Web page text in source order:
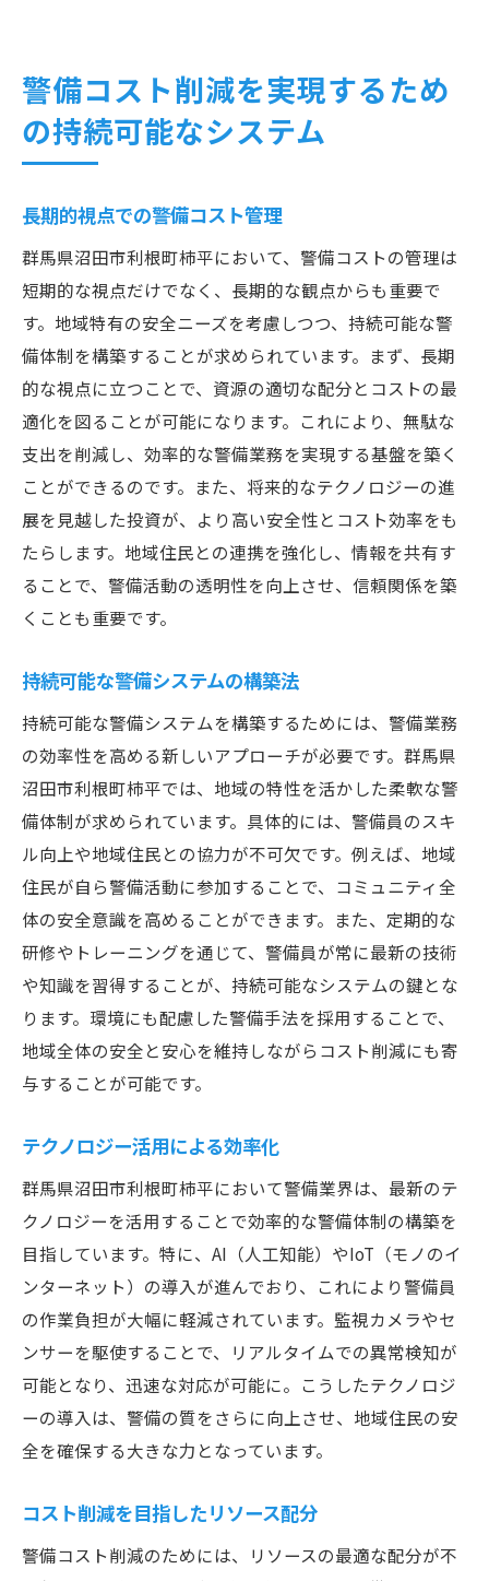
警備コスト削減を実現するため
の持続可能なシステム
長期的視点での警備コスト管理
群馬県沼田市利根町柿平において、警備コストの管理は
短期的な視点だけでなく、長期的な観点からも重要で
す。地域特有の安全ニーズを考慮しつつ、持続可能な警
備体制を構築することが求められています。まず、長期
的な視点に立つことで、資源の適切な配分とコストの最
適化を図ることが可能になります。これにより、無駄な
支出を削減し、効率的な警備業務を実現する基盤を築く
ことができるのです。また、将来的なテクノロジーの進
展を見越した投資が、より高い安全性とコスト効率をも
たらします。地域住民との連携を強化し、情報を共有す
ることで、警備活動の透明性を向上させ、信頼関係を築
くことも重要です。
持続可能な警備システムの構築法
持続可能な警備システムを構築するためには、警備業務
の効率性を高める新しいアプローチが必要です。群馬県
沼田市利根町柿平では、地域の特性を活かした柔軟な警
備体制が求められています。具体的には、警備員のスキ
ル向上や地域住民との協力が不可欠です。例えば、地域
住民が自ら警備活動に参加することで、コミュニティ全
体の安全意識を高めることができます。また、定期的な
研修やトレーニングを通じて、警備員が常に最新の技術
や知識を習得することが、持続可能なシステムの鍵とな
ります。環境にも配慮した警備手法を採用することで、
地域全体の安全と安心を維持しながらコスト削減にも寄
与することが可能です。
テクノロジー活用による効率化
群馬県沼田市利根町柿平において警備業界は、最新のテ
クノロジーを活用することで効率的な警備体制の構築を
目指しています。特に、AI（人工知能）やIoT（モノのイ
ンターネット）の導入が進んでおり、これにより警備員
の作業負担が大幅に軽減されています。監視カメラやセ
ンサーを駆使することで、リアルタイムでの異常検知が
可能となり、迅速な対応が可能に。こうしたテクノロジ
ーの導入は、警備の質をさらに向上させ、地域住民の安
全を確保する大きな力となっています。
コスト削減を目指したリソース配分
警備コスト削減のためには、リソースの最適な配分が不